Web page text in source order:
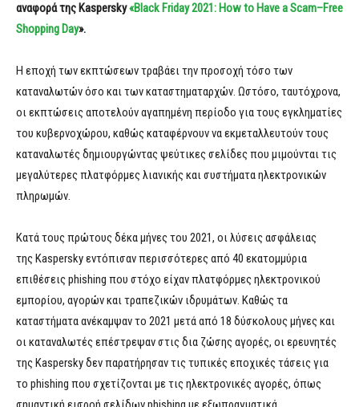
αναφορά της Kaspersky«Black Friday2021: How to Have a Scam–Free
Shopping Day».
Η εποχή των εκπτώσεων τραβάει την προσοχή τόσο των
καταναλωτών όσο και των καταστηματαρχών. Ωστόσο, ταυτόχρονα,
οι εκπτώσεις αποτελούν αγαπημένη περίοδο για τους εγκληματίες
του κυβερνοχώρου, καθώς καταφέρνουν να εκμεταλλευτούν τους
καταναλωτές δημιουργώντας ψεύτικες σελίδες που μιμούνται τις
μεγαλύτερες πλατφόρμες λιανικής και συστήματα ηλεκτρονικών
πληρωμών.
Κατά τους πρώτους δέκα μήνες του 2021, οι λύσεις ασφάλειας
της Kaspersky εντόπισαν περισσότερες από 40 εκατομμύρια
επιθέσεις phishing που στόχο είχαν πλατφόρμες ηλεκτρονικού
εμπορίου, αγορών και τραπεζικών ιδρυμάτων. Καθώς τα
καταστήματα ανέκαμψαν το 2021 μετά από 18 δύσκολους μήνες και
οι καταναλωτές επέστρεψαν στις δια ζώσης αγορές, οι ερευνητές
της Kaspersky δεν παρατήρησαν τις τυπικές εποχικές τάσεις για
το phishing που σχετίζονται με τις ηλεκτρονικές αγορές, όπως